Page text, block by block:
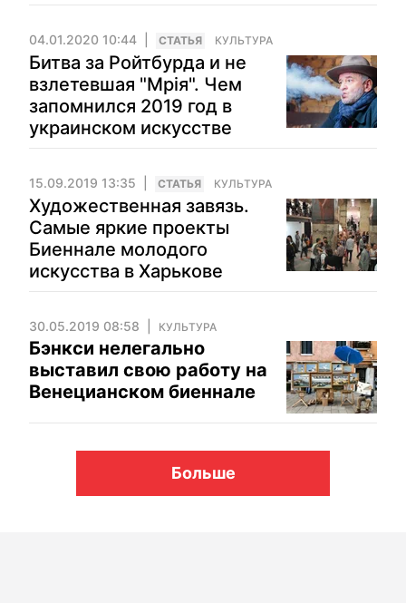
04.01.2020 10:44 CТАТЬЯ КУЛЬТУРА
Битва за Ройтбурда и не
взлетевшая "Мрiя". Чем
запомнился 2019 год в
украинском искусстве
15.09.2019 13:35 CТАТЬЯ КУЛЬТУРА
Художественная завязь.
Самые яркие проекты
Биеннале молодого
искусства в Харькове
30.05.2019 08:58 КУЛЬТУРА
Бэнкси нелегально
выставил свою работу на
Венецианском биеннале
Больше